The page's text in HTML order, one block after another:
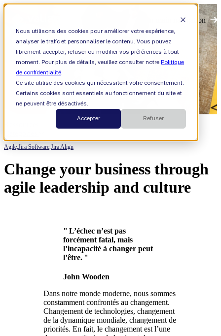
Nous utilisons des cookies pour améliorer votre expérience,
analyser le trafic et personnaliser le contenu. Vous pouvez
librement accepter, refuser ou modifier vos préférences à tout
moment. Pour plus de détails, veuillez consulter notrePolitique
de confidentialité.
Ce site utilise des cookies qui nécessitent votre consentement.
Certains cookies sont essentiels au fonctionnement du site et
ne peuvent être désactivés.
Accepter
Refuser
Open main navigation
Agile,Jira Software,Jira Align
Change your business through
agile leadership and culture
" L’échec n’est pas
forcément fatal, mais
l’incapacité à changer peut
l’être. "
John Wooden
Dans notre monde moderne, nous sommes
constamment confrontés au changement.
Changement de technologies, changement
de la dynamique mondiale, changement de
priorités. En fait, le changement est l’une